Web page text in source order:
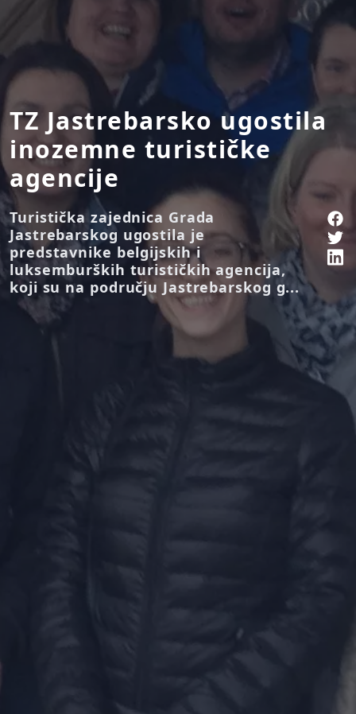
TZ Jastrebarsko ugostila
inozemne turističke
agencije
Turistička zajednica Grada
Jastrebarskog ugostila je
predstavnike belgijskih i
luksemburških turističkih agencija,
koji su na području Jastrebarskog g...